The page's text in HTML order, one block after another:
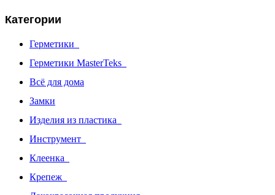
Категории
Герметики
Герметики MasterTeks
Всё для дома
Замки
Изделия из пластика
Инструмент
Клеенка
Крепеж